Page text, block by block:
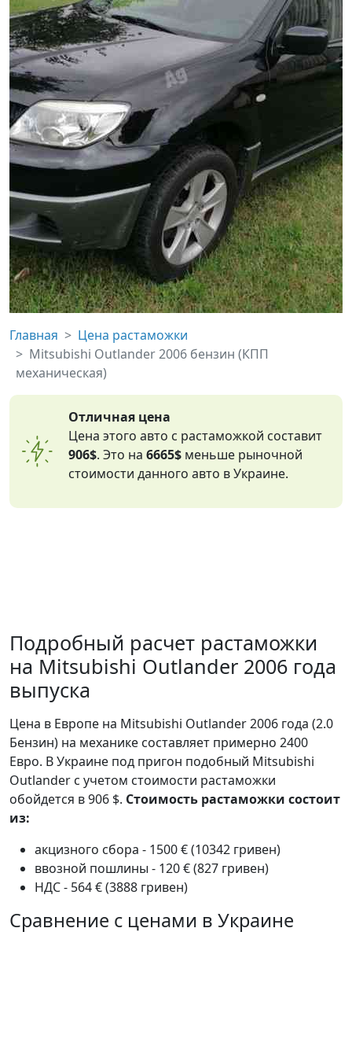
Главная
Цена растаможки
Mitsubishi Outlander 2006 бензин (КПП
механическая)
Отличная цена
Цена этого авто с растаможкой составит
906$. Это на6665$ меньше рыночной
стоимости данного авто в Украине.
Подробный расчет растаможки
на Mitsubishi Outlander 2006 года
выпуска
Цена в Европе на Mitsubishi Outlander 2006 года (2.0
Бензин) на механике составляет примерно 2400
Евро. В Украине под пригон подобный Mitsubishi
Outlander с учетом стоимости растаможки
обойдется в 906 $. Стоимость растаможки состоит
из:
акцизного сбора - 1500 € (10342 гривен)
ввозной пошлины - 120 € (827 гривен)
НДС - 564 € (3888 гривен)
Сравнение с ценами в Украине